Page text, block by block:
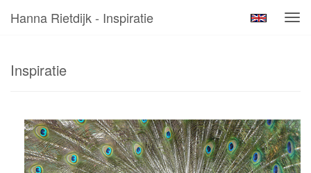
Hanna Rietdijk - Inspiratie
Inspiratie